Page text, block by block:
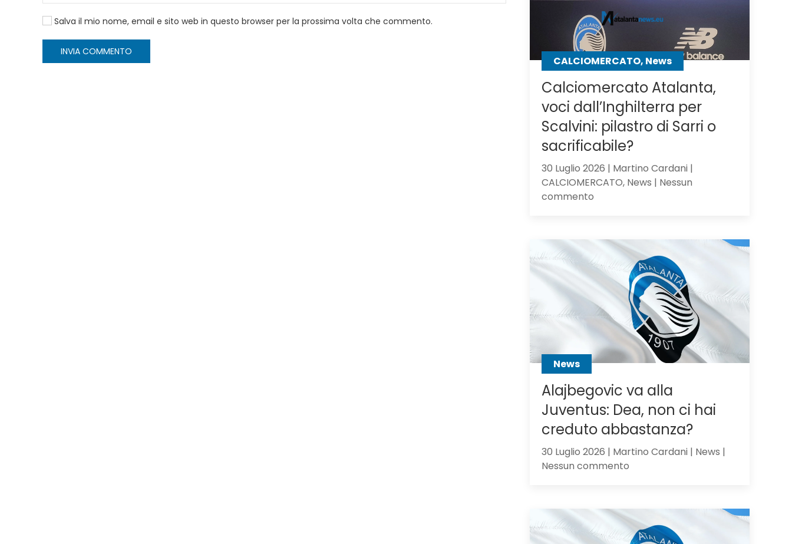
Salva il mio nome, email e sito web in questo browser per la prossima volta che commento.
INVIA COMMENTO
CALCIOMERCATO, News
Calciomercato Atalanta,
voci dall’Inghilterra per
Scalvini: pilastro di Sarri o
sacrificabile?
30 Luglio 2026 | Martino Cardani |
CALCIOMERCATO, News | Nessun
commentosu
voci
dall’Inghilterra
per
Scalvini:
pilastro
di
Sarri
o
sacrificabile?
News
Alajbegovic va alla
Juventus: Dea, non ci hai
creduto abbastanza?
30 Luglio 2026 | Martino Cardani | News |
Nessun commentosu
alla
Juventus:
Dea,